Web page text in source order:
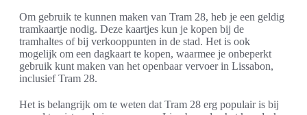
Om gebruik te kunnen maken van Tram 28, heb je een geldig
tramkaartje nodig. Deze kaartjes kun je kopen bij de
tramhaltes of bij verkooppunten in de stad. Het is ook
mogelijk om een dagkaart te kopen, waarmee je onbeperkt
gebruik kunt maken van het openbaar vervoer in Lissabon,
inclusief Tram 28.
Het is belangrijk om te weten dat Tram 28 erg populair is bij